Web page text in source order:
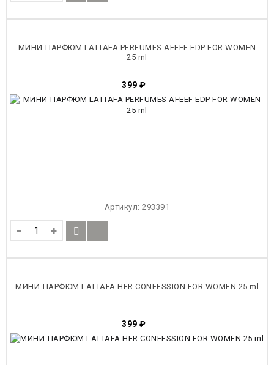
МИНИ-ПАРФЮМ LATTAFA PERFUMES AFEEF EDP FOR WOMEN
25 ml
399 ₽
Артикул:293391
− +
МИНИ-ПАРФЮМ LATTAFA HER CONFESSION FOR WOMEN 25 ml
399 ₽